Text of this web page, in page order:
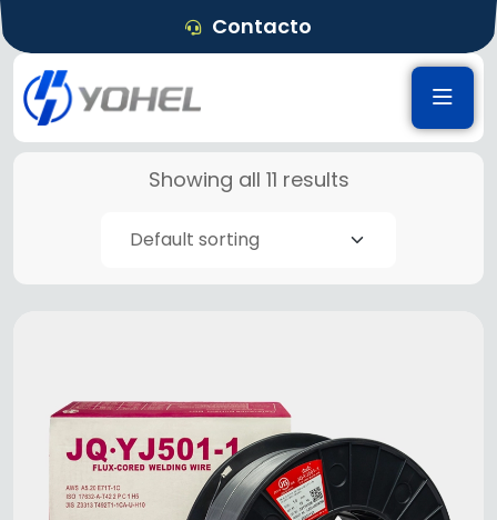
Contacto
Showing all 11 results